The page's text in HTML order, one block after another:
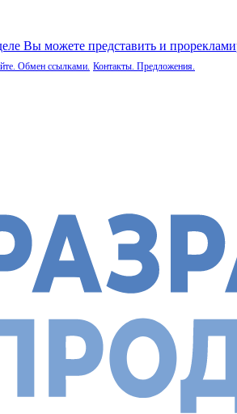
Вы можете представить и
Обмен ссылками. Контакты. Предложения.